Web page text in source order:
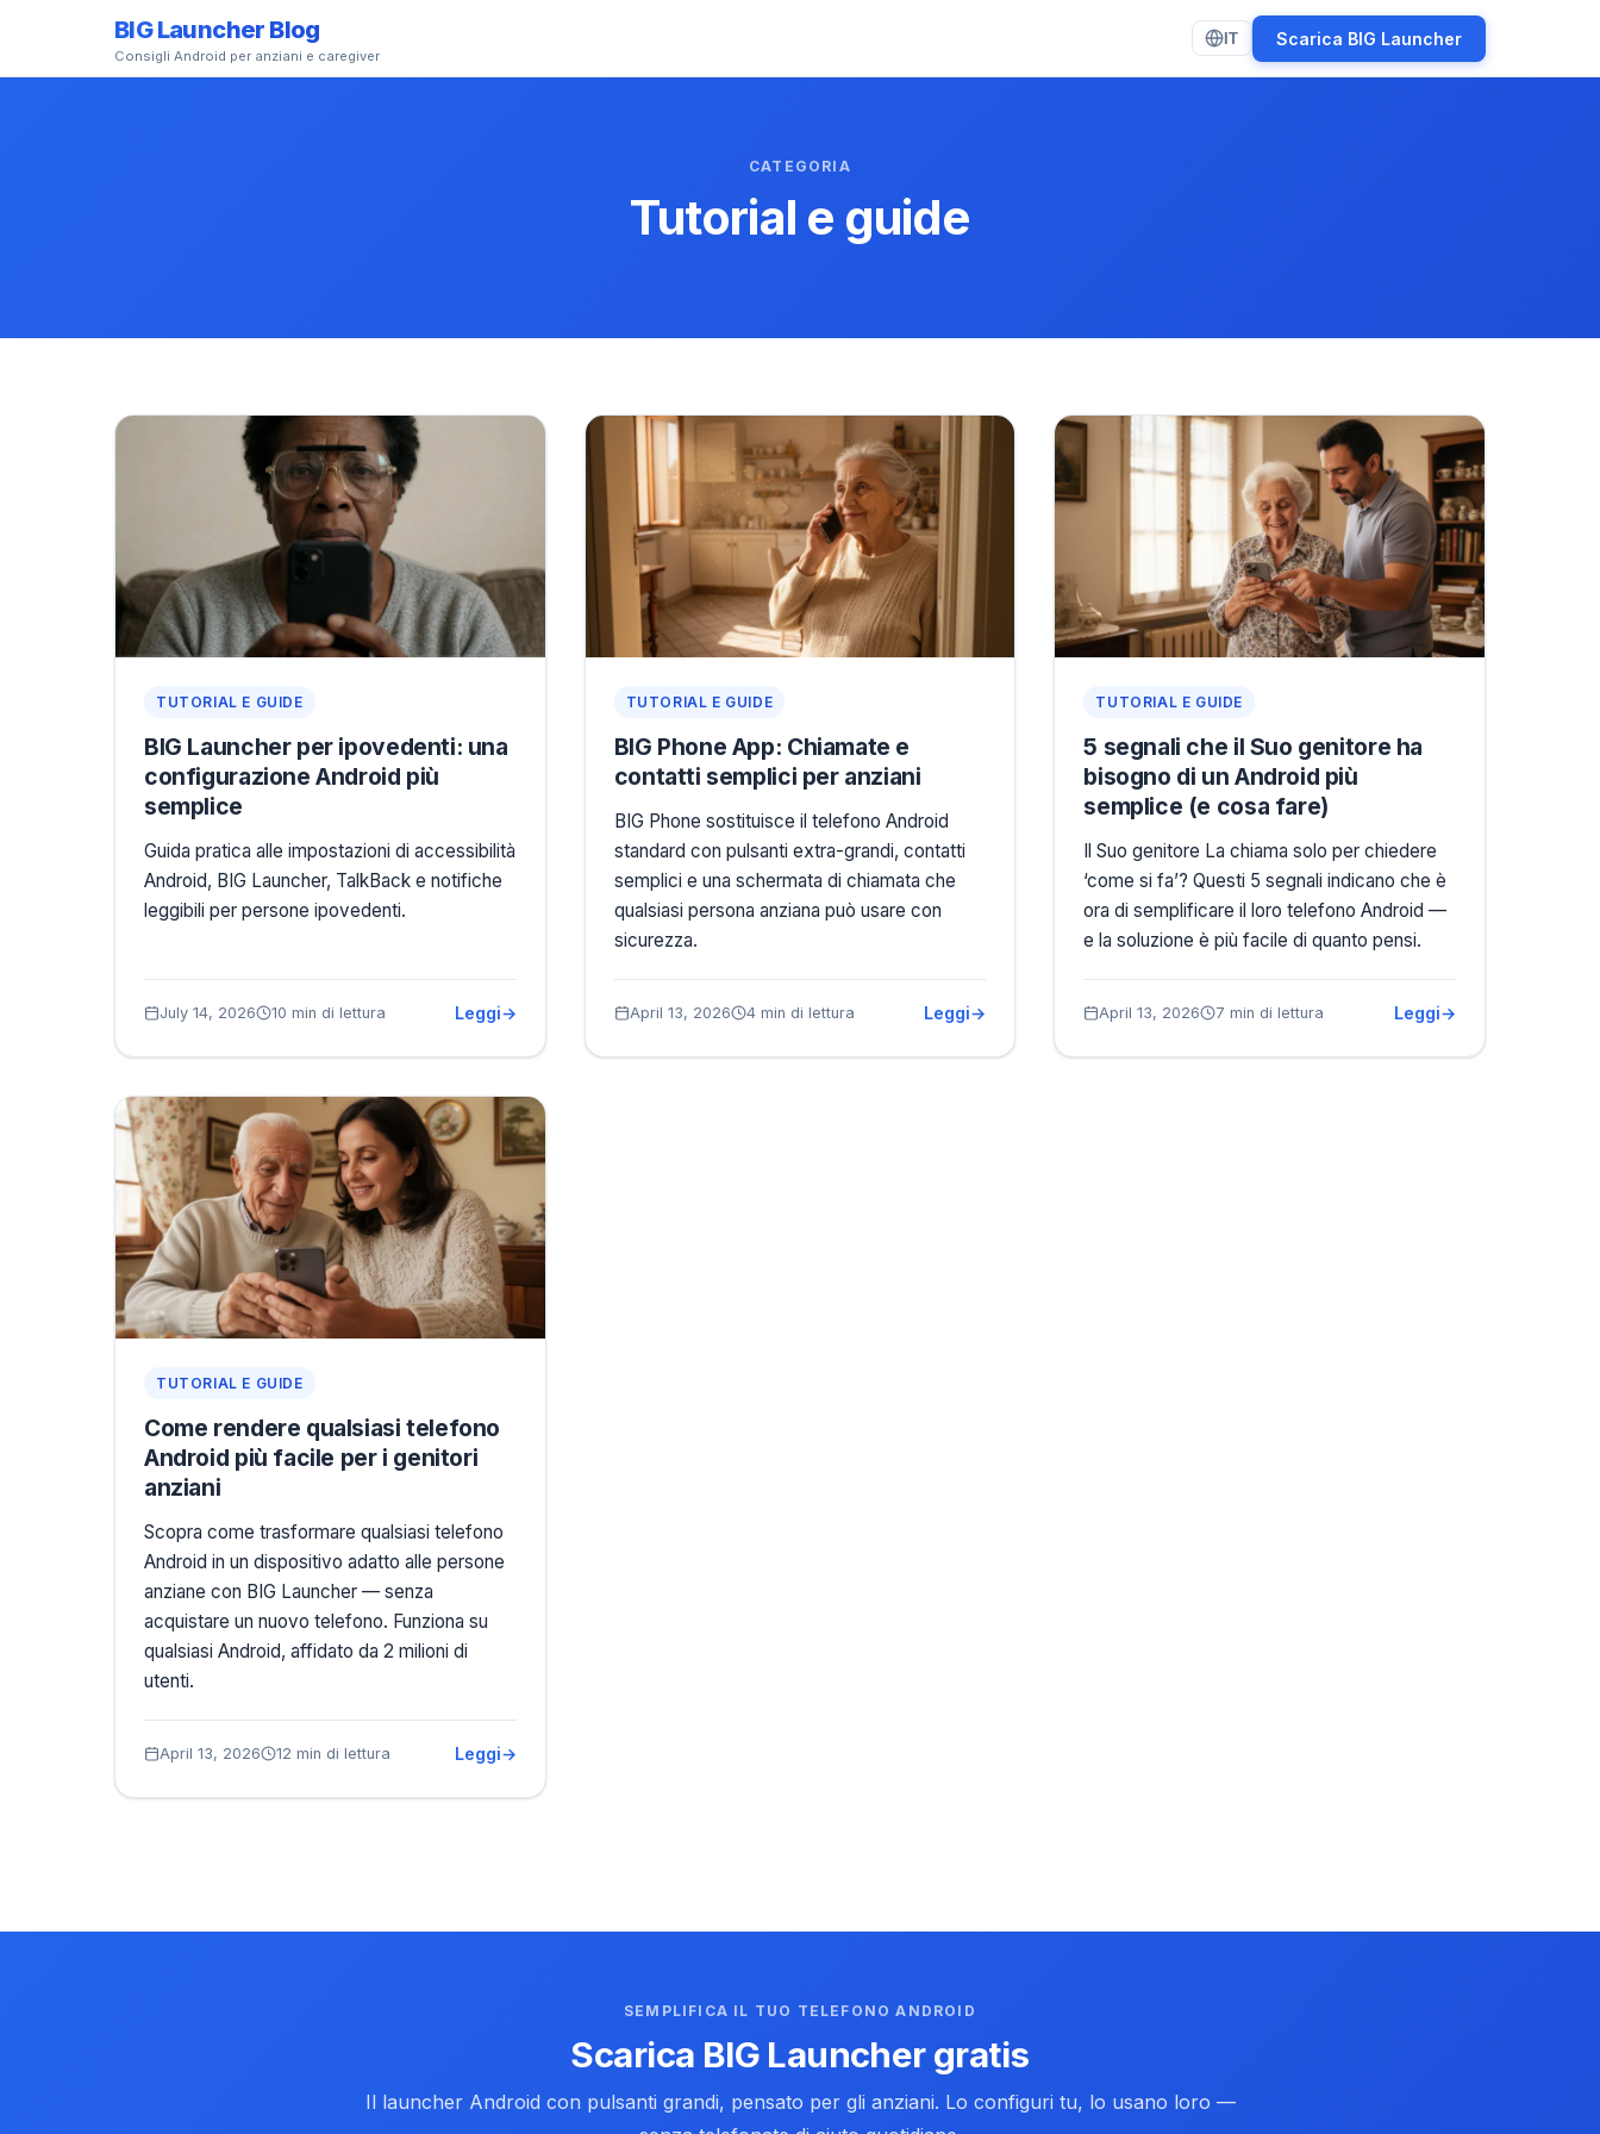
BIG Launcher Blog
Consigli Android per anziani e caregiver
IT Scarica BIG Launcher
(opens in new tab)
CATEGORIA
Tutorial e guide
TUTORIAL E GUIDE
BIG Launcher per ipovedenti: una
configurazione Android più
semplice
Guida pratica alle impostazioni di accessibilità
Android, BIG Launcher, TalkBack e notifiche
leggibili per persone ipovedenti.
July 14, 2026 10 min di lettura Leggi
TUTORIAL E GUIDE
BIG Phone App: Chiamate e
contatti semplici per anziani
BIG Phone sostituisce il telefono Android
standard con pulsanti extra-grandi, contatti
semplici e una schermata di chiamata che
qualsiasi persona anziana può usare con
sicurezza.
April 13, 2026 4 min di lettura Leggi
TUTORIAL E GUIDE
5 segnali che il Suo genitore ha
bisogno di un Android più
semplice (e cosa fare)
Il Suo genitore La chiama solo per chiedere
‘come si fa’? Questi 5 segnali indicano che è
ora di semplificare il loro telefono Android —
e la soluzione è più facile di quanto pensi.
April 13, 2026 7 min di lettura Leggi
TUTORIAL E GUIDE
Come rendere qualsiasi telefono
Android più facile per i genitori
anziani
Scopra come trasformare qualsiasi telefono
Android in un dispositivo adatto alle persone
anziane con BIG Launcher — senza
acquistare un nuovo telefono. Funziona su
qualsiasi Android, affidato da 2 milioni di
utenti.
April 13, 2026 12 min di lettura Leggi
SEMPLIFICA IL TUO TELEFONO ANDROID
Scarica BIG Launcher gratis
Il launcher Android con pulsanti grandi, pensato per gli anziani. Lo configuri tu, lo usano loro —